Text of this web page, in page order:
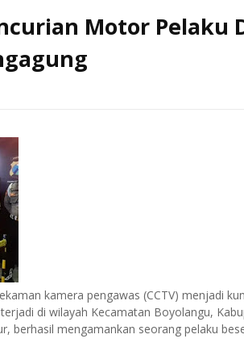
Motor Pelaku
kamera pengawas (CCTV) menjadi
di wilayah Kecamatan Boyolangu,
berhasil mengamankan seorang pelaku